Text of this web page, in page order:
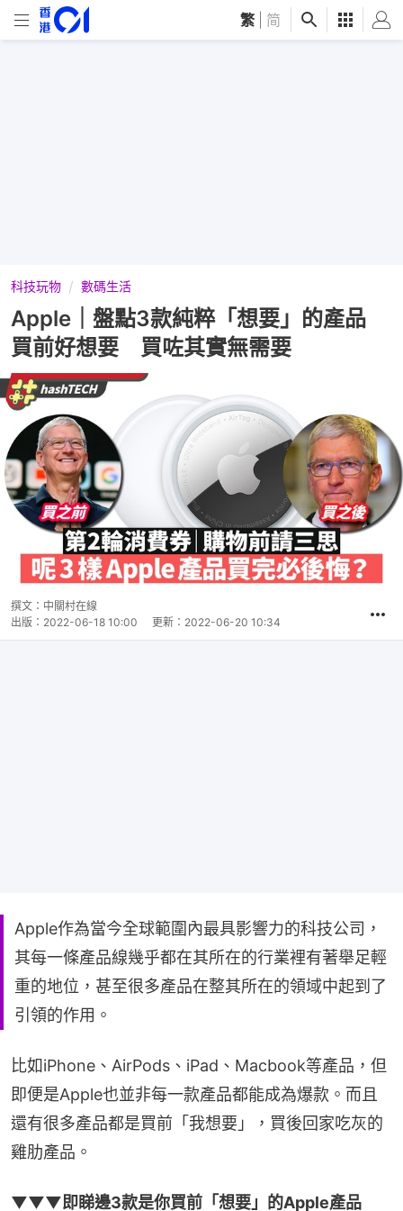
繁 简
科技玩物 數碼生活
Apple｜盤點3款純粹「想要」的產品
買前好想要 買咗其實無需要
撰文： 中關村在線
出版： 2022-06-18 10:00 更新： 2022-06-20 10:34
Apple作為當今全球範圍內最具影響力的科技公司，
其每一條產品線幾乎都在其所在的行業裡有著舉足輕
重的地位，甚至很多產品在整其所在的領域中起到了
引領的作用。
比如iPhone、AirPods、iPad、Macbook等產品，但
即便是Apple也並非每一款產品都能成為爆款。而且
還有很多產品都是買前「我想要」，買後回家吃灰的
雞肋產品。
▼▼▼即睇邊3款是你買前「想要」的Apple產品